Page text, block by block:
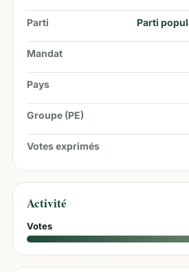
Parti Parti
Mandat
Pays
Groupe (PE)
Votes exprimés
Activité
Votes